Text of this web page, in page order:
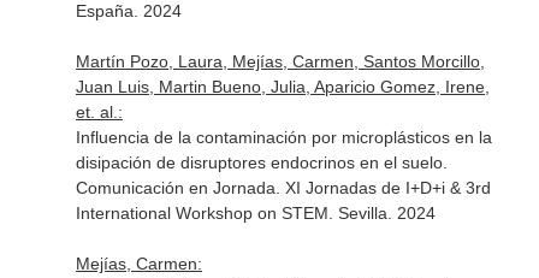
España. 2024
Martín Pozo, Laura, Mejías, Carmen, Santos Morcillo,
Juan Luis, Martin Bueno, Julia, Aparicio Gomez, Irene,
et. al.:
Influencia de la contaminación por microplásticos en la
disipación de disruptores endocrinos en el suelo.
Comunicación en Jornada. XI Jornadas de I+D+i & 3rd
International Workshop on STEM. Sevilla. 2024
Mejías, Carmen: